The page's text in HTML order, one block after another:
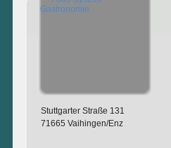
Stuttgarter Straße 131
71665 Vaihingen/Enz